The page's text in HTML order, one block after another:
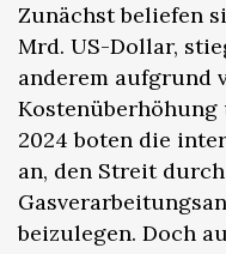
Zunächst beliefen
Mrd. US-Dollar,
anderem aufgrund
2024 boten die
an, den Streit
beizulegen. Doch